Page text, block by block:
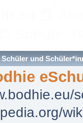
Schüler und